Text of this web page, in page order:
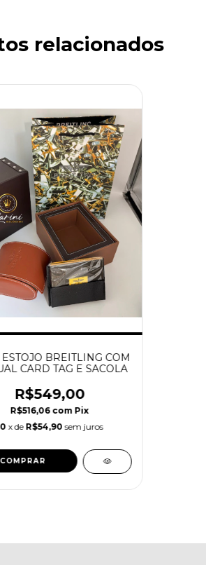
relacionados
BREITLING COM
CARD TAG E SACOLA
R$549,00
R$516,06 com Pix
x de R$54,90 sem juros